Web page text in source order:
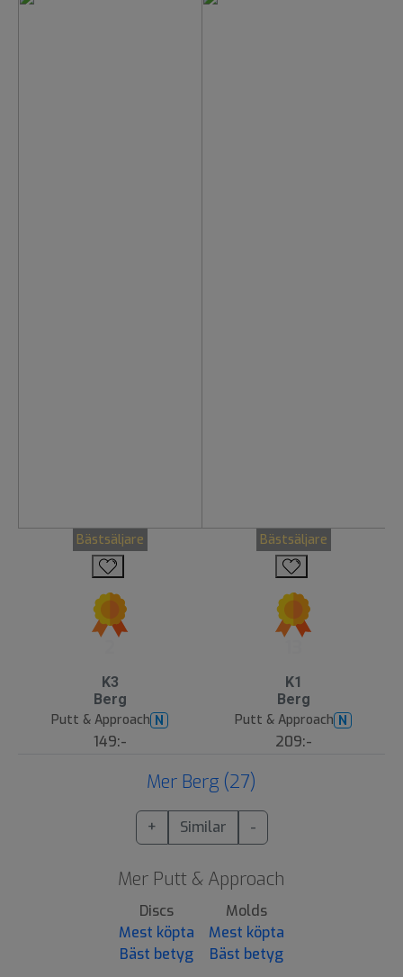
Bästsäljare
K3
Berg
Putt & Approach N
149:-
Bästsäljare
K1
Berg
Putt & Approach N
209:-
Mer Berg (27)
+ Similar -
Mer Putt & Approach
Discs
Mest köpta
Bäst betyg
Molds
Mest köpta
Bäst betyg